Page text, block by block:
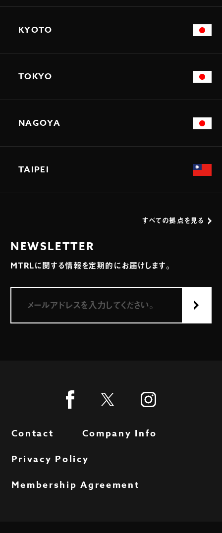
KYOTO
TOKYO
NAGOYA
TAIPEI
すべての拠点を見る
NEWSLETTER
MTRLに関する情報を定期的にお届けします。
Contact
Company Info
Privacy Policy
Membership Agreement